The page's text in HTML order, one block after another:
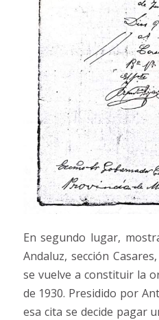
En segundo lugar,
Andaluz, sección
se vuelve a constituir la
de 1930. Presidido por
esa cita se decide pagar